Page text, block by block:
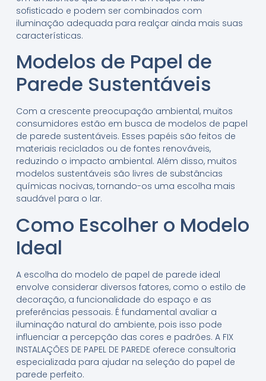
sofisticado e podem ser combinados com
iluminação adequada para realçar ainda mais suas
características.
Modelos de Papel de
Parede Sustentáveis
Com a crescente preocupação ambiental, muitos
consumidores estão em busca de modelos de papel
de parede sustentáveis. Esses papéis são feitos de
materiais reciclados ou de fontes renováveis,
reduzindo o impacto ambiental. Além disso, muitos
modelos sustentáveis são livres de substâncias
químicas nocivas, tornando-os uma escolha mais
saudável para o lar.
Como Escolher o Modelo
Ideal
A escolha do modelo de papel de parede ideal
envolve considerar diversos fatores, como o estilo de
decoração, a funcionalidade do espaço e as
preferências pessoais. É fundamental avaliar a
iluminação natural do ambiente, pois isso pode
influenciar a percepção das cores e padrões. A FIX
INSTALAÇÕES DE PAPEL DE PAREDE oferece consultoria
especializada para ajudar na seleção do papel de
parede perfeito.